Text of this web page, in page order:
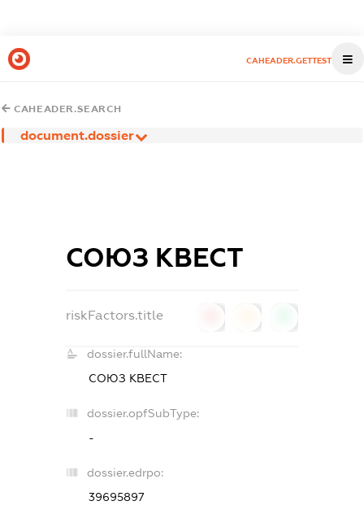
CAHEADER.GETTEST
CAHEADER.SEARCH
document.dossier
СОЮЗ КВЕСТ
riskFactors.title
dossier.fullName:
СОЮЗ КВЕСТ
dossier.opfSubType:
-
dossier.edrpo:
39695897